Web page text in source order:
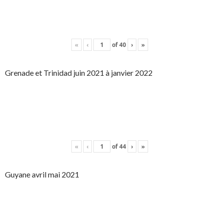
« ‹ of40 › »
Grenade et Trinidad juin 2021 à janvier 2022
« ‹ of44 › »
Guyane avril mai 2021